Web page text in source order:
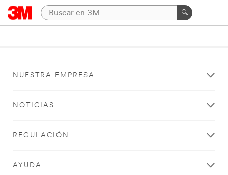
NUESTRA EMPRESA
NOTICIAS
REGULACIÓN
AYUDA